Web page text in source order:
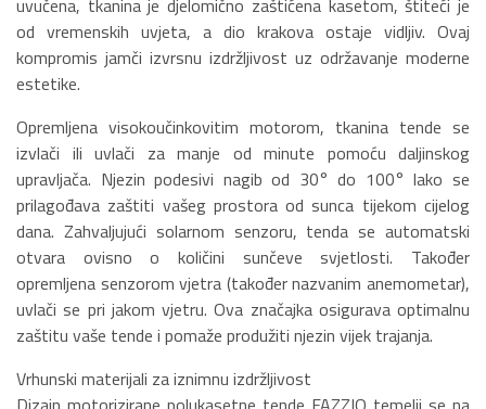
uvučena, tkanina je djelomično zaštićena kasetom, štiteći je
od vremenskih uvjeta, a dio krakova ostaje vidljiv. Ovaj
kompromis jamči izvrsnu izdržljivost uz održavanje moderne
estetike.
Opremljena visokoučinkovitim motorom, tkanina tende se
izvlači ili uvlači za manje od minute pomoću daljinskog
upravljača. Njezin podesivi nagib od 30° do 100° lako se
prilagođava zaštiti vašeg prostora od sunca tijekom cijelog
dana. Zahvaljujući solarnom senzoru, tenda se automatski
otvara ovisno o količini sunčeve svjetlosti. Također
opremljena senzorom vjetra (također nazvanim anemometar),
uvlači se pri jakom vjetru. Ova značajka osigurava optimalnu
zaštitu vaše tende i pomaže produžiti njezin vijek trajanja.
Vrhunski materijali za iznimnu izdržljivost